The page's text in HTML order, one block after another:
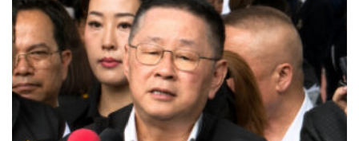
August 8, 2026 - 16:00 โดย พรรคเพื่อไทย